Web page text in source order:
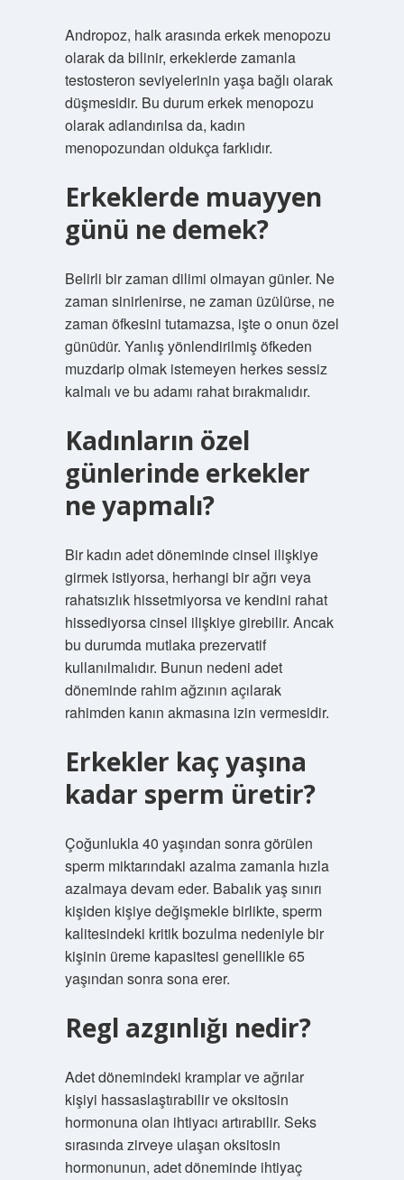
Andropoz, halk arasında erkek menopozu
olarak da bilinir, erkeklerde zamanla
testosteron seviyelerinin yaşa bağlı olarak
düşmesidir. Bu durum erkek menopozu
olarak adlandırılsa da, kadın
menopozundan oldukça farklıdır.
Erkeklerde muayyen
günü ne demek?
Belirli bir zaman dilimi olmayan günler. Ne
zaman sinirlenirse, ne zaman üzülürse, ne
zaman öfkesini tutamazsa, işte o onun özel
günüdür. Yanlış yönlendirilmiş öfkeden
muzdarip olmak istemeyen herkes sessiz
kalmalı ve bu adamı rahat bırakmalıdır.
Kadınların özel
günlerinde erkekler
ne yapmalı?
Bir kadın adet döneminde cinsel ilişkiye
girmek istiyorsa, herhangi bir ağrı veya
rahatsızlık hissetmiyorsa ve kendini rahat
hissediyorsa cinsel ilişkiye girebilir. Ancak
bu durumda mutlaka prezervatif
kullanılmalıdır. Bunun nedeni adet
döneminde rahim ağzının açılarak
rahimden kanın akmasına izin vermesidir.
Erkekler kaç yaşına
kadar sperm üretir?
Çoğunlukla 40 yaşından sonra görülen
sperm miktarındaki azalma zamanla hızla
azalmaya devam eder. Babalık yaş sınırı
kişiden kişiye değişmekle birlikte, sperm
kalitesindeki kritik bozulma nedeniyle bir
kişinin üreme kapasitesi genellikle 65
yaşından sonra sona erer.
Regl azgınlığı nedir?
Adet dönemindeki kramplar ve ağrılar
kişiyi hassaslaştırabilir ve oksitosin
hormonuna olan ihtiyacı artırabilir. Seks
sırasında zirveye ulaşan oksitosin
hormonunun, adet döneminde ihtiyaç